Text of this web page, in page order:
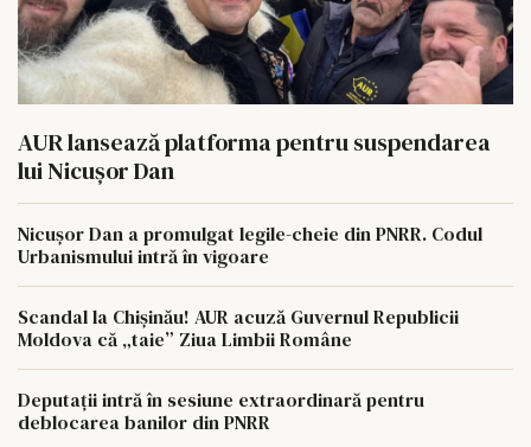
AUR lansează platforma pentru suspendarea
lui Nicușor Dan
Nicușor Dan a promulgat legile-cheie din PNRR. Codul
Urbanismului intră în vigoare
Scandal la Chișinău! AUR acuză Guvernul Republicii
Moldova că „taie” Ziua Limbii Române
Deputații intră în sesiune extraordinară pentru
deblocarea banilor din PNRR